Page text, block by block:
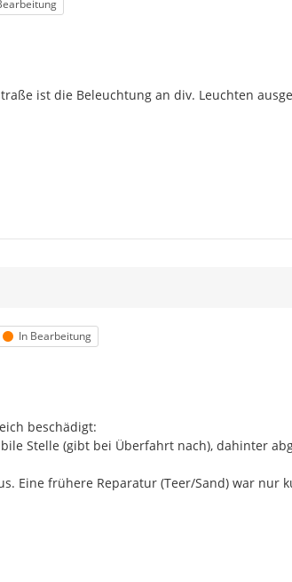
ist die Beleuchtung an div. Leuchten
Status
In Bearbeitung
beschädigt:
Stelle (gibt bei Überfahrt nach), dahinter
Eine frühere Reparatur (Teer/Sand) war nur